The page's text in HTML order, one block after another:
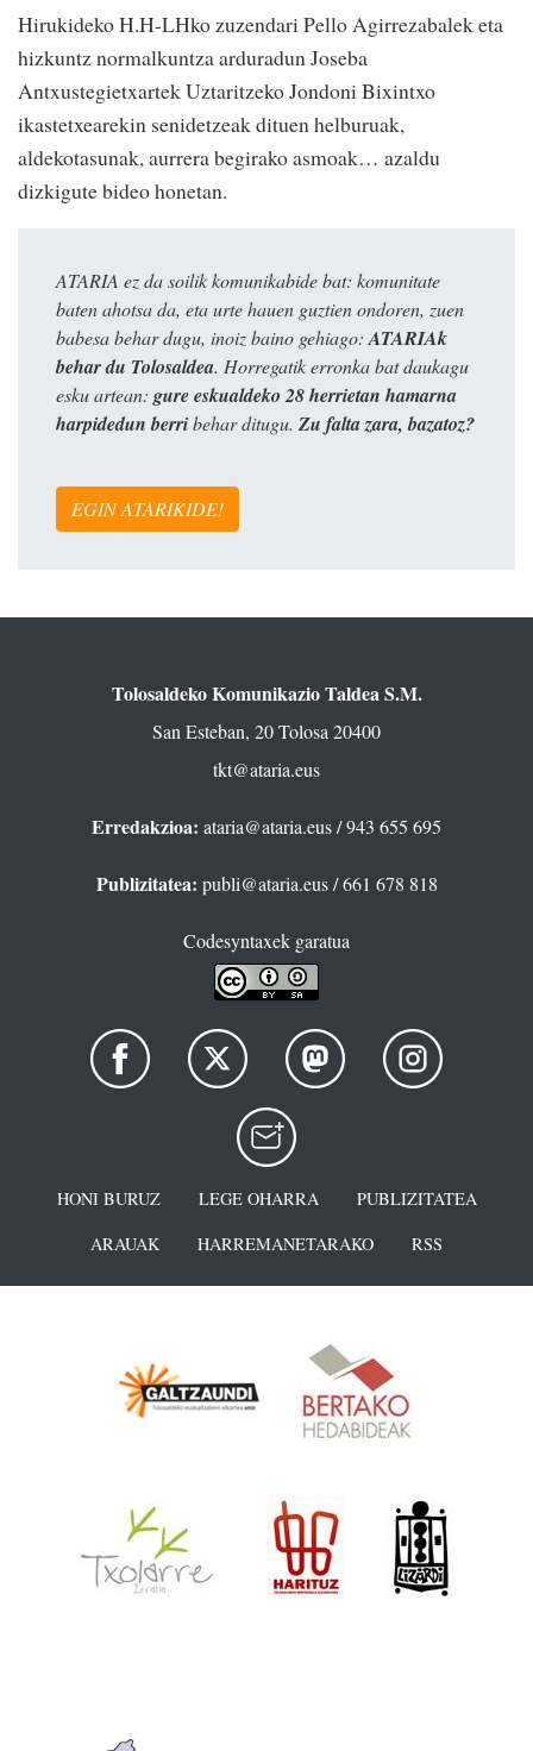
Hirukideko H.H-LHko zuzendari Pello Agirrezabalek eta
hizkuntz normalkuntza arduradun Joseba
Antxustegietxartek Uztaritzeko Jondoni Bixintxo
ikastetxearekin senidetzeak dituen helburuak,
aldekotasunak, aurrera begirako asmoak… azaldu
dizkigute bideo honetan.
ATARIA ez da soilik komunikabide bat: komunitate
baten ahotsa da, eta urte hauen guztien ondoren, zuen
babesa behar dugu, inoiz baino gehiago: ATARIAk
behar du Tolosaldea. Horregatik erronka bat daukagu
esku artean: gure eskualdeko 28 herrietan hamarna
harpidedun berribehar ditugu. Zu falta zara, bazatoz?
EGIN ATARIKIDE!
Tolosaldeko Komunikazio Taldea S.M.
San Esteban, 20 Tolosa 20400
tkt@ataria.eus
Erredakzioa: ataria@ataria.eus/ 943 655 695
Publizitatea: publi@ataria.eus/ 661 678 818
Codesyntaxek garatua
HONI BURUZ LEGE OHARRA
PUBLIZITATEA
ARAUAK
HARREMANETARAKO RSS